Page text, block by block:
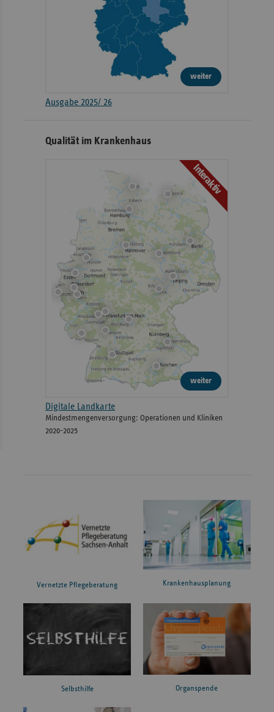
weiter
Ausgabe 2025/ 26
Qualität im Krankenhaus
Interaktiv
weiter
Digitale Landkarte
Mindestmengenversorgung: Operationen und Kliniken
2020-2025
Vernetzte Pflegeberatung Krankenhausplanung
Selbsthilfe Organspende